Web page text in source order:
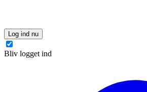
Log ind nu
Bliv logget ind